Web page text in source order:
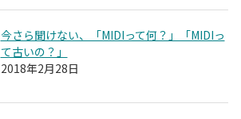
今さら聞けない、「MIDIって何？」「MIDIっ
て古いの？」
2018年2月28日